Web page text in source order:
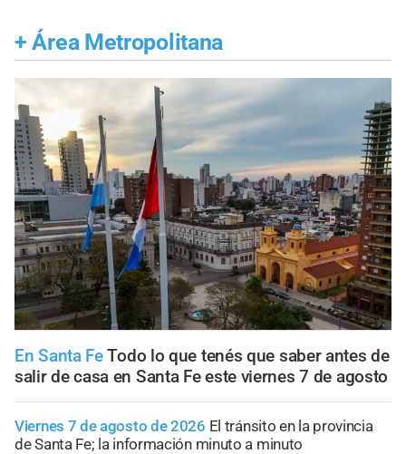
+ Área Metropolitana
En Santa FeTodo lo que tenés que saber antes de
salir de casa en Santa Fe este viernes 7 de agosto
Viernes 7 de agosto de 2026 El tránsito en la provincia
de Santa Fe; la información minuto a minuto